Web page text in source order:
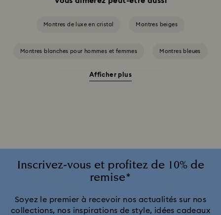
Montres de luxe en cristal Montres beiges
Montres blanches pour hommes et femmes Montres bleues
Montres grises Montres noires
Collection Dextera Bangle Collection Illumina
Afficher plus
Inscrivez-vous et profitez de 10% de
remise*
Soyez le premier à recevoir nos actualités sur nos
collections, nos inspirations de style, idées cadeaux